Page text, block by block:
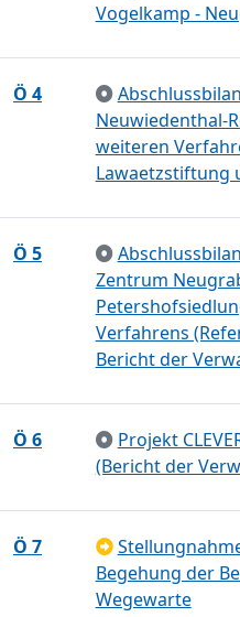
Vogelkamp -
Ö 4
Neuwiedenthal-
weiteren
Lawaetzstiftung
Ö 5
Zentrum
Verfahrens
Bericht der
Ö 6
Projekt
(Bericht der
Ö 7
Begehung der
Wegewarte